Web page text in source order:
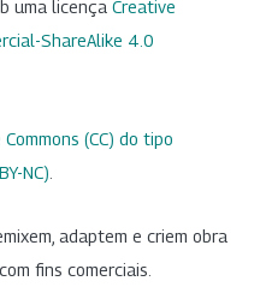
uma licença Creative
ShareAlike 4.0
(CC) do tipo
NC)
adaptem e criem obra
fins comerciais.